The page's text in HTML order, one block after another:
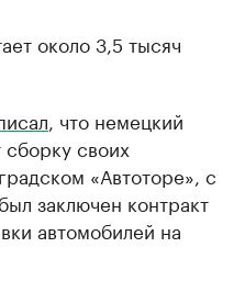
около 3,5 тысяч
, что немецкий
своих
«Автоторе», с
заключен контракт
автомобилей на